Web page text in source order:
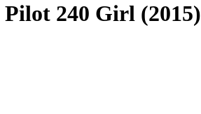
Pilot 240 Girl (2015)